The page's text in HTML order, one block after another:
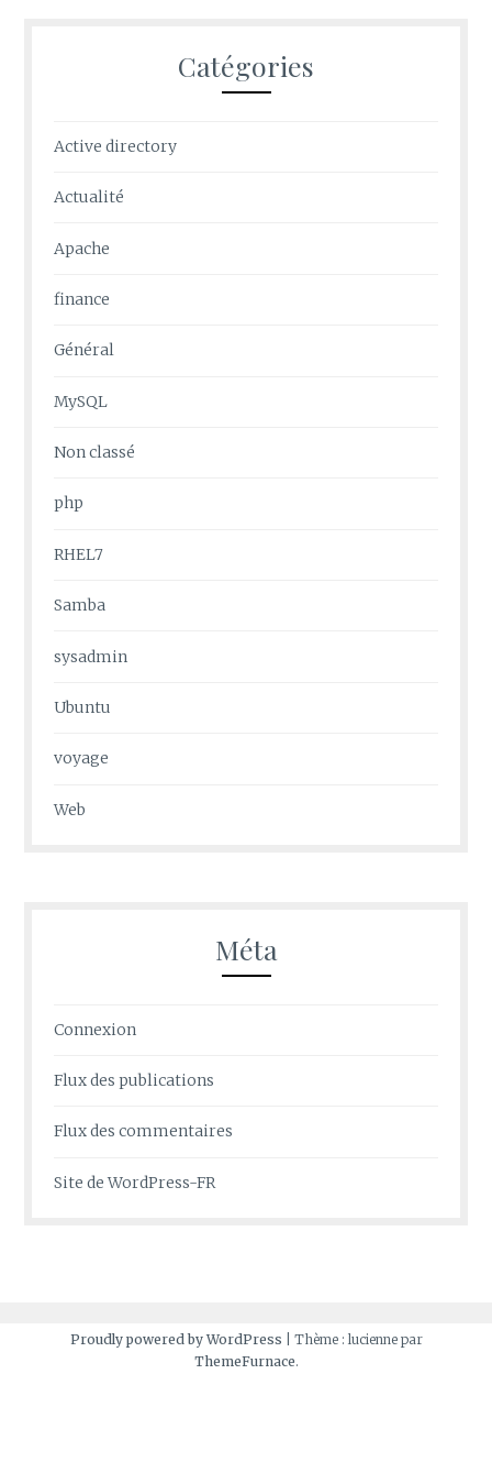
Catégories
Active directory
Actualité
Apache
finance
Général
MySQL
Non classé
php
RHEL7
Samba
sysadmin
Ubuntu
voyage
Web
Méta
Connexion
Flux des publications
Flux des commentaires
Site de WordPress-FR
Proudly powered by WordPress
Thème : lucienne par
ThemeFurnace.